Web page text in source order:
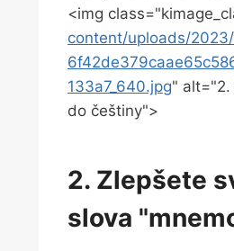
<img
content/uploads/
133a7_640.jpg" alt="2.
do češtiny">
2. Zlepšete
slova